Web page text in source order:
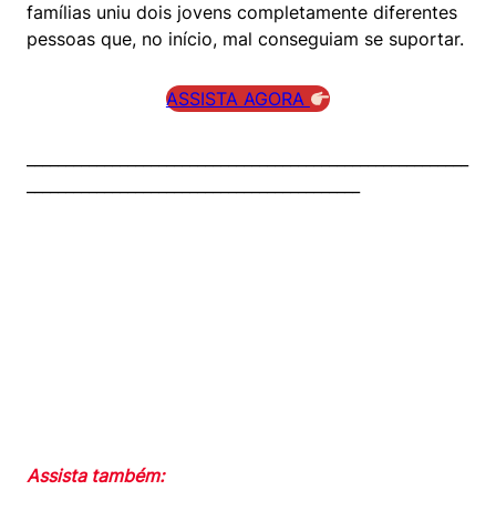
famílias uniu dois jovens completamente diferentes
pessoas que, no início, mal conseguiam se suportar.
ASSISTA AGORA
Assista também: